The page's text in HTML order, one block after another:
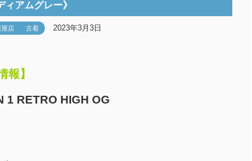
ィアムグレー》
屋店 古着 2023年3月3日
報】
RETRO HIGH OG